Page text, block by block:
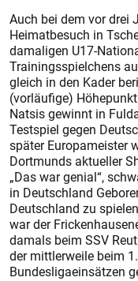
Auch bei dem vor drei
Heimatbesuch in
damaligen U17-
Trainingsspielchens
gleich in den Kader
(vorläufige)
Natsis gewinnt in
Testspiel gegen
später Europameister
Dortmunds aktueller
„Das war genial“,
in Deutschland
Deutschland zu
war der
damals beim SSV
der mittlerweile beim
Bundesligaeinsätzen